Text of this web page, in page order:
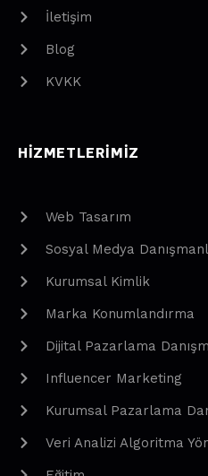
İletişim
Blog
KVKK
HIZMETLERIMIZ
Web Tasarım
Sosyal Medya
Kurumsal Kimlik
Marka Konumlandırma
Dijital Pazarlama
Influencer Marketing
Kurumsal Pazarlama
Veri Analizi Algoritma